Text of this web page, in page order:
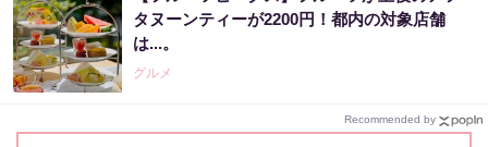
タヌーンティーが2200円！都内の対象店舗
は...。
グルメ
Recommended by